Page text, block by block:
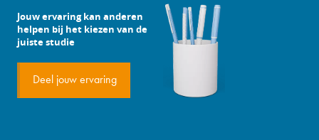
Jouw ervaring kan anderen
helpen bij het kiezen van de
juiste studie
Deel jouw ervaring